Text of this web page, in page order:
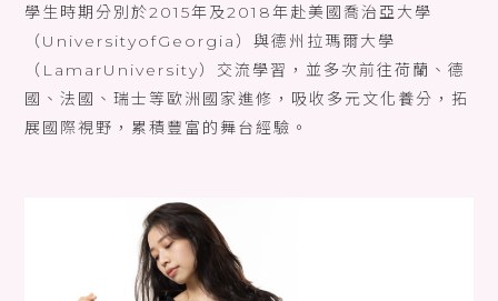
學生時期分別於2015年及2018年赴美國喬治亞大學
（UniversityofGeorgia）與德州拉瑪爾大學
（LamarUniversity）交流學習，並多次前往荷蘭、德
國、法國、瑞士等歐洲國家進修，吸收多元文化養分，拓
展國際視野，累積豐富的舞台經驗。